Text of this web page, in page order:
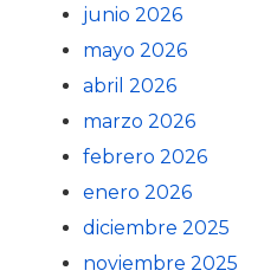
junio 2026
mayo 2026
abril 2026
marzo 2026
febrero 2026
enero 2026
diciembre 2025
noviembre 2025